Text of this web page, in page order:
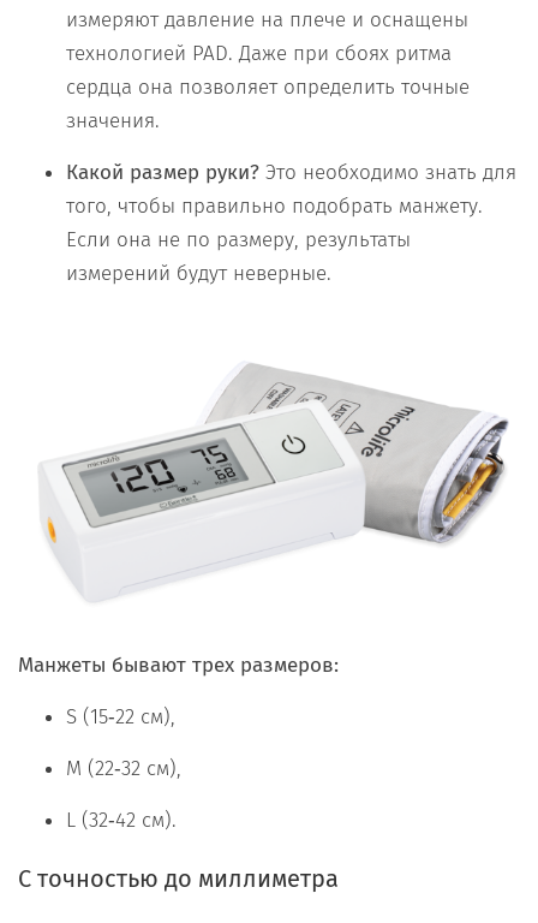
измеряют давление на плече и оснащены
технологией PAD. Даже при сбоях ритма
сердца она позволяет определить точные
значения.
Какой размер руки? Это необходимо знать для
того, чтобы правильно подобрать манжету.
Если она не по размеру, результаты
измерений будут неверные.
Манжеты бывают трех размеров:
S (15‑22 см),
M (22‑32 см),
L (32‑42 см).
С точностью до миллиметра